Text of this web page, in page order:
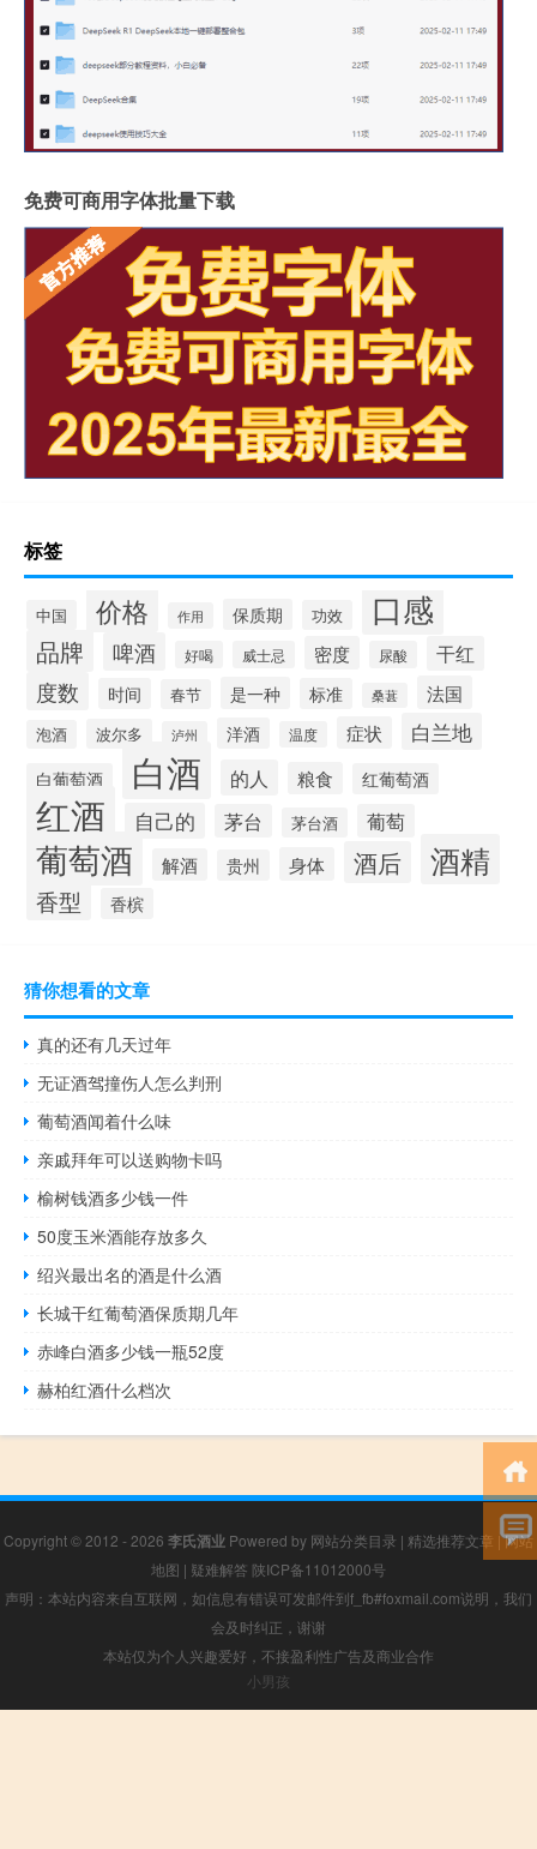
免费可商用字体批量下载
标签
中国 价格 作用 保质期 功效 口感
品牌 啤酒 好喝 威士忌 密度 尿酸 干红
度数 时间 春节 是一种 标准 桑葚 法国
泡酒 波尔多 泸州 洋酒 温度 症状 白兰地
白葡萄酒 白酒 的人 粮食 红葡萄酒
红酒 自己的 茅台 茅台酒 葡萄
葡萄酒 解酒 贵州 身体 酒后 酒精
香型 香槟
猜你想看的文章
真的还有几天过年
无证酒驾撞伤人怎么判刑
葡萄酒闻着什么味
亲戚拜年可以送购物卡吗
榆树钱酒多少钱一件
50度玉米酒能存放多久
绍兴最出名的酒是什么酒
长城干红葡萄酒保质期几年
赤峰白酒多少钱一瓶52度
赫柏红酒什么档次
Copyright © 2012 - 2026 李氏酒业 Powered by 网站分类目录 | 精选推荐文章 |网站
地图 | 疑难解答 陕ICP备11012000号
声明：本站内容来自互联网，如信息有错误可发邮件到f_fb#foxmail.com说明，我们
会及时纠正，谢谢
本站仅为个人兴趣爱好，不接盈利性广告及商业合作
小男孩